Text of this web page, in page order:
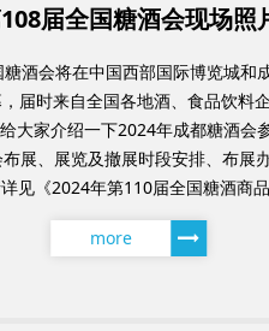
届全国糖酒会现场照
酒会将在中国西部国际博览城和
届时来自全国各地酒、食品饮料
大家介绍一下2024年成都糖酒会
展、展览及撤展时段安排、布展
见《2024年第110届全国糖酒商
more